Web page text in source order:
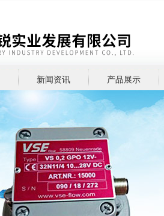
新闻资讯 产品展示